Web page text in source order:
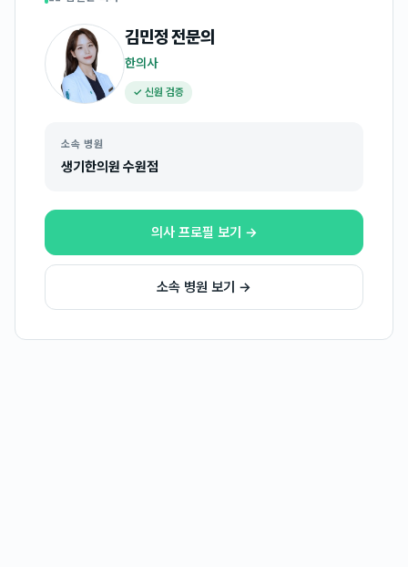
김민정전문의
한의사
✓ 신원 검증
소속 병원
생기한의원 수원점
의사 프로필 보기 →
소속 병원 보기 →